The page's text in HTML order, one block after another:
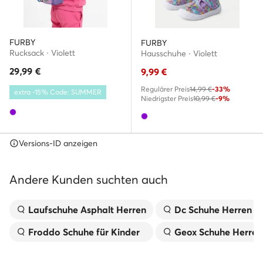
FURBY
Rucksack · Violett
29,99 €
extra -15% Code: SUMMER
FURBY
Hausschuhe · Violett
9,99 €
Regulärer Preis14,99 €-33%
Niedrigster Preis10,99 €-9%
Versions-ID anzeigen
Andere Kunden suchten auch
Laufschuhe Asphalt Herren
Froddo Schuhe für Kinder
Dc Schuhe Herren
Geox Schuhe Herren